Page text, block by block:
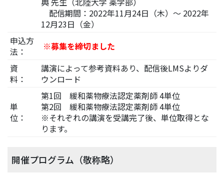
配信期間：2022年11月24日（木）～ 2022年
12月23日（金）
申込方
法：
※募集を締切ました
資
料：
講演によって参考資料あり、配信後LMSよりダ
ウンロード
単
位：
第1回 緩和薬物療法認定薬剤師 4単位
第2回 緩和薬物療法認定薬剤師 4単位
※それぞれの講演を受講完了後、単位取得とな
ります。
開催プログラム（敬称略）